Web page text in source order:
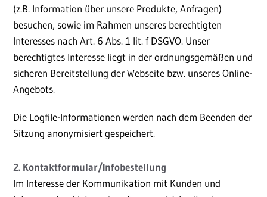
(z.B. Information über unsere Produkte, Anfragen)
besuchen, sowie im Rahmen unseres berechtigten
Interesses nach Art. 6 Abs. 1 lit. f DSGVO. Unser
berechtigtes Interesse liegt in der ordnungsgemäßen und
sicheren Bereitstellung der Webseite bzw. unseres Online-
Angebots.
Die Logfile-Informationen werden nach dem Beenden der
Sitzung anonymisiert gespeichert.
2. Kontaktformular/Infobestellung
Im Interesse der Kommunikation mit Kunden und